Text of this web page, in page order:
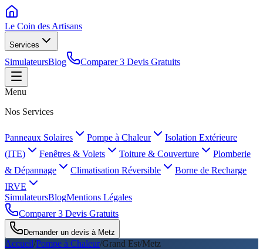
Le Coin des Artisans
Services
SimulateursBlog Comparer 3 Devis Gratuits
Menu
Nos Services
Panneaux Solaires Pompe à Chaleur
Isolation Extérieure
(ITE)
Fenêtres & Volets Toiture & Couverture
Plomberie
& Dépannage
Climatisation Réversible
Borne de Recharge
IRVE
SimulateursBlogMentions Légales
Comparer 3 Devis Gratuits
Demander un devis à Metz
Accueil/Pompe à Chaleur/Grand Est/Metz